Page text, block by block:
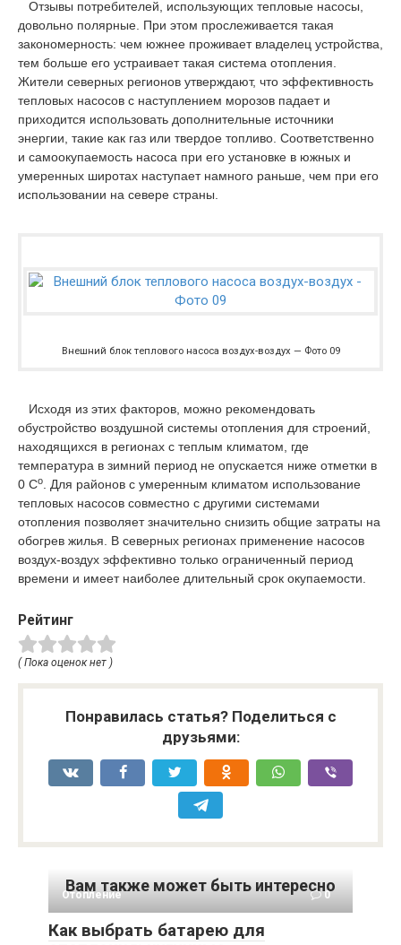
Отзывы потребителей, использующих тепловые насосы,
довольно полярные. При этом прослеживается такая
закономерность: чем южнее проживает владелец устройства,
тем больше его устраивает такая система отопления.
Жители северных регионов утверждают, что эффективность
тепловых насосов с наступлением морозов падает и
приходится использовать дополнительные источники
энергии, такие как газ или твердое топливо. Соответственно
и самоокупаемость насоса при его установке в южных и
умеренных широтах наступает намного раньше, чем при его
использовании на севере страны.
Внешний блок теплового насоса воздух-воздух — Фото 09
Исходя из этих факторов, можно рекомендовать
обустройство воздушной системы отопления для строений,
находящихся в регионах с теплым климатом, где
температура в зимний период не опускается ниже отметки в
0 Со. Для районов с умеренным климатом использование
тепловых насосов совместно с другими системами
отопления позволяет значительно снизить общие затраты на
обогрев жилья. В северных регионах применение насосов
воздух-воздух эффективно только ограниченный период
времени и имеет наиболее длительный срок окупаемости.
Рейтинг
( Пока оценок нет )
Понравилась статья? Поделиться с
друзьями:
Вам также может быть интересно
Отопление 0
Как выбрать батарею для